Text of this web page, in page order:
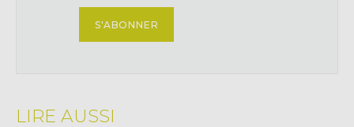
S'ABONNER
LIRE AUSSI